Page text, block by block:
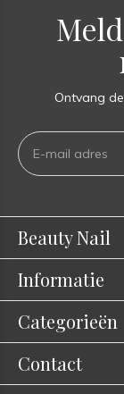
Ontvang
Beauty Nail
Informatie
Categorieën
Contact